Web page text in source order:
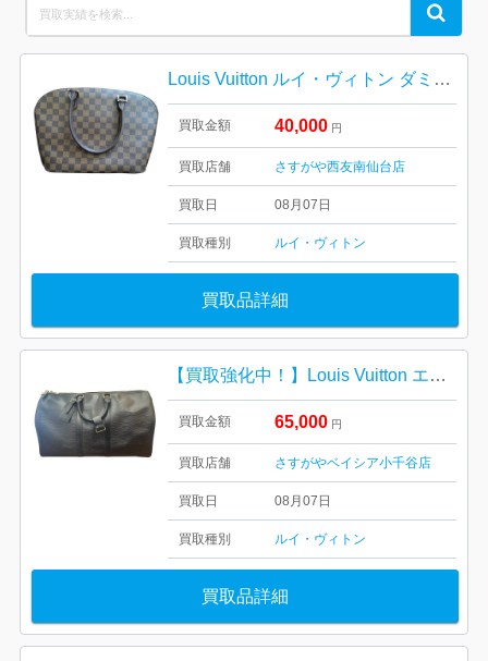
for:
Search
Louis Vuitton ルイ・ヴィトン ダミエ・エベヌ キャンバス
買取金額 40,000 円
買取店舗 さすがや西友南仙台店
買取日 08月07日
買取種別 ルイ・ヴィトン
買取品詳細
【買取強化中！】Louis Vuitton エピ キーポル50 ルイ・ヴィトン ブランドバッグ
買取金額 65,000 円
買取店舗 さすがやベイシア小千谷店
買取日 08月07日
買取種別 ルイ・ヴィトン
買取品詳細